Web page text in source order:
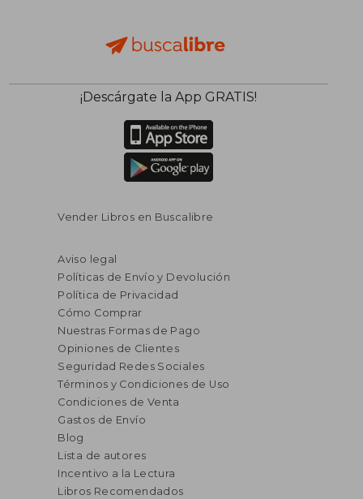
¡Descárgate la App GRATIS!
Vender Libros en Buscalibre
Aviso legal
Políticas de Envío y Devolución
Política de Privacidad
Cómo Comprar
Nuestras Formas de Pago
Opiniones de Clientes
Seguridad Redes Sociales
Términos y Condiciones de Uso
Condiciones de Venta
Gastos de Envío
Blog
Lista de autores
Incentivo a la Lectura
Libros Recomendados